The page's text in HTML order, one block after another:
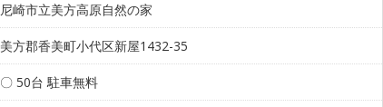
尼崎市立美方高原自然の家
美方郡香美町小代区新屋1432-35
〇 50台 駐車無料